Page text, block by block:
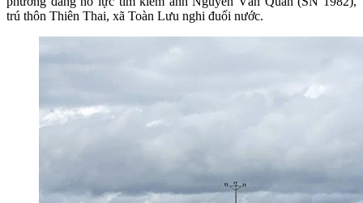
trú thôn Thiên Thai, xã Toàn Lưu nghi đuối nước.